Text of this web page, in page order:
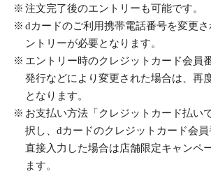
注文完了後のエントリーも可能です。
dカードのご利用携帯電話番号を変更
ントリーが必要となります。
エントリー時のクレジットカード会員
発行などにより変更された場合は、再
となります。
お支払い方法「クレジットカード払い
択し、dカードのクレジットカード会
直接入力した場合は店舗限定キャンペ
ます。